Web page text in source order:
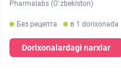
Pharmalabs (O`zbekiston)
Без рецепта в 1 dorixonada
Dorixonalardagi narxlar